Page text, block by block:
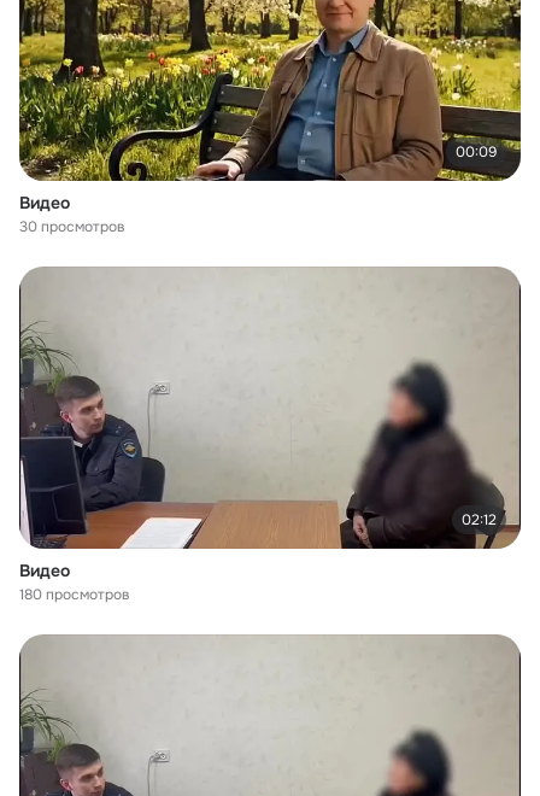
00:09
Видео
30 просмотров
02:12
Видео
180 просмотров